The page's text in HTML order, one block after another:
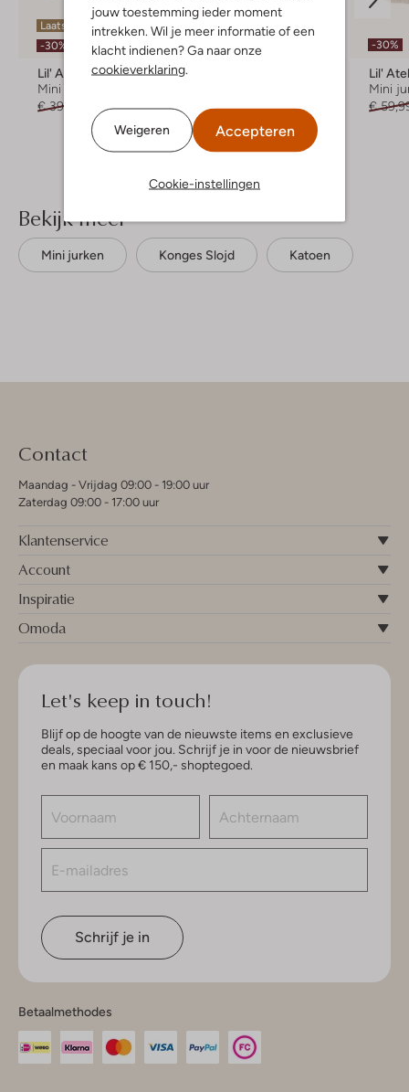
jouw toestemming ieder moment
intrekken. Wil je meer informatie of een
klacht indienen? Ga naar onze
cookieverklaring
Weigeren Accepteren
Cookie-instellingen
Laatste item
-30%
Lil' Atelier
Mini jurk
€ 39,99
€ 27,99
-50%
€ 64,99 € 31,99
+ meer kleuren
-30%
Lil'
Mini
€
Bekijk meer
Mini jurken Konges Slojd Katoen
Contact
Maandag - Vrijdag 09:00 - 19:00 uur
Zaterdag 09:00 - 17:00 uur
Klantenservice
Account
Inspiratie
Omoda
Let's keep in touch!
Blijf op de hoogte van de nieuwste items en exclusieve
deals, speciaal voor jou. Schrijf je in voor de nieuwsbrief
en maak kans op € 150,- shoptegoed.
Schrijf je in
Betaalmethodes